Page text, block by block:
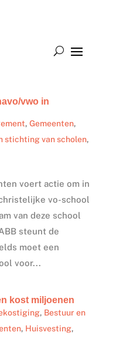
vwo in
, Gemeenten,
stichting van scholen,
voert actie om in
vo-school
van deze school
steunt de
moet een
voor...
kost miljoenen
, Bestuur en
, Huisvesting,